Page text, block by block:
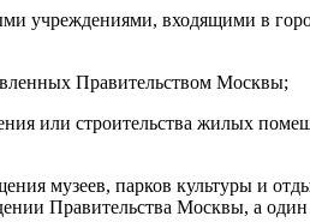
учреждениями, входящими в
Правительством Москвы;
или строительства жилых
музеев, парков культуры и
Правительства Москвы, а